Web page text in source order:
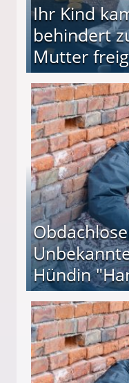
Ihr Kind
behindert
Mutter
Mutter
Hündin
entführten seine